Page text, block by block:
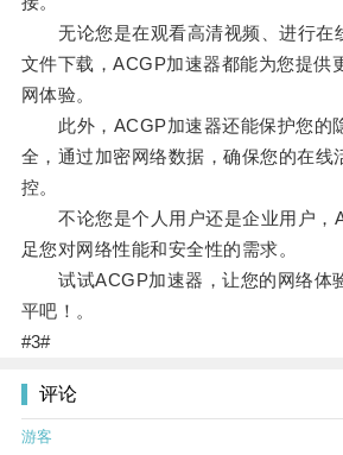
无论您是在观看高清视频、进行在
文件下载，ACGP加速器都能为您提供
网体验。
此外，ACGP加速器还能保护您的
全，通过加密网络数据，确保您的在线
控。
不论您是个人用户还是企业用户，
足您对网络性能和安全性的需求。
试试ACGP加速器，让您的网络体
平吧！。
#3#
评论
游客